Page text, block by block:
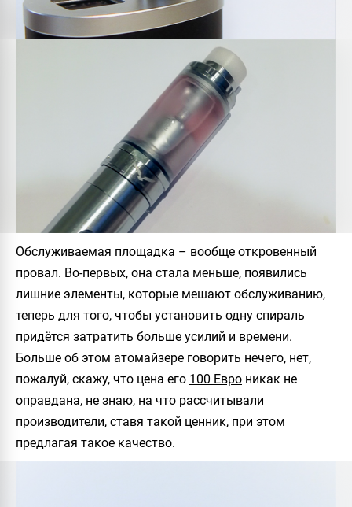
Обслуживаемая площадка – вообще откровенный
провал. Во-первых, она стала меньше, появились
лишние элементы, которые мешают обслуживанию,
теперь для того, чтобы установить одну спираль
придётся затратить больше усилий и времени.
Больше об этом атомайзере говорить нечего, нет,
пожалуй, скажу, что цена его 100 Евро никак не
оправдана, не знаю, на что рассчитывали
производители, ставя такой ценник, при этом
предлагая такое качество.